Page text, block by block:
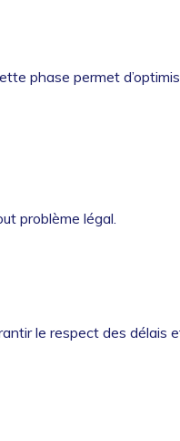
phase permet
problème légal.
le respect des délais